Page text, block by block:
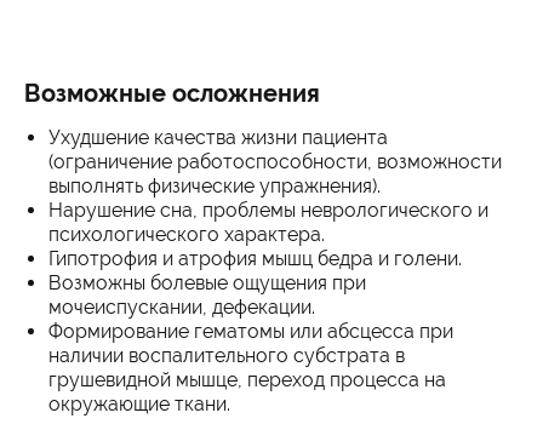
Возможные осложнения
Ухудшение качества жизни пациента
(ограничение работоспособности, возможности
выполнять физические упражнения).
Нарушение сна, проблемы неврологического и
психологического характера.
Гипотрофия и атрофия мышц бедра и голени.
Возможны болевые ощущения при
мочеиспускании, дефекации.
Формирование гематомы или абсцесса при
наличии воспалительного субстрата в
грушевидной мышце, переход процесса на
окружающие ткани.